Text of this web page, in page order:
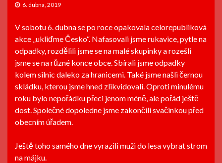
6. dubna, 2019
V sobotu 6. dubna se po roce opakovala celorepubliková
akce „ukliďme Česko“. Nafasovali jsme rukavice, pytle na
odpadky, rozdělili jsme se na malé skupinky a rozešli
jsme se na různé konce obce. Sbírali jsme odpadky
kolem silnic daleko za hranicemi. Také jsme našli černou
skládku, kterou jsme hned zlikvidovali. Oproti minulému
roku bylo nepořádku přeci jenom méně, ale pořád ještě
dost. Společné dopoledne jsme zakončili svačinkou před
obecním úřadem.
Ještě toho samého dne vyrazili muži do lesa vybrat strom
na májku.